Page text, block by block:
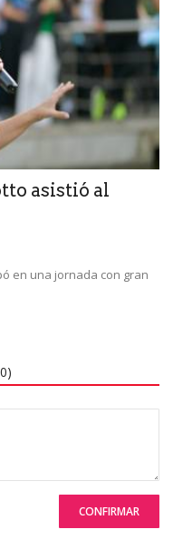
asistió al
en una jornada con gran
0)
CONFIRMAR